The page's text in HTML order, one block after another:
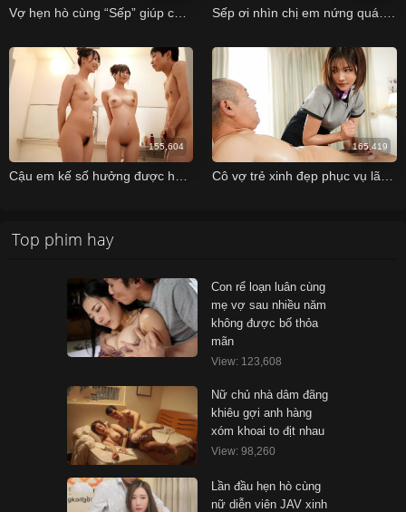
Sếp ơi nhìn chị em nứng quá….
155,604 165,419
Top phim hay
Con rể loạn luân cùng
mẹ vợ sau nhiều năm
không được bố thỏa
mãn
View: 123,608
Nữ chủ nhà dâm đãng
khiêu gợi anh hàng
xóm khoai to địt nhau
View: 98,260
Lần đầu hẹn hò cùng
nữ diễn viên JAV xinh